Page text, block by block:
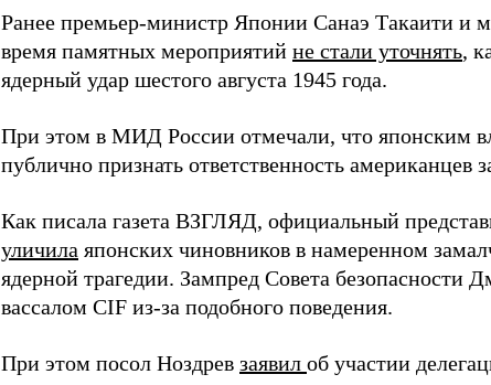
Ранее премьер-министр Японии Санаэ Такаити
время памятных мероприятий не стали уточнять,
ядерный удар шестого августа 1945 года.
При этом в МИД России отмечали, что японским
публично признать ответственность американцев
Как писала газета ВЗГЛЯД, официальный
уличила японских чиновников в намеренном
ядерной трагедии. Зампред Совета безопасности
вассалом CIF из-за подобного поведения.
При этом посол Ноздрев заявил об участии